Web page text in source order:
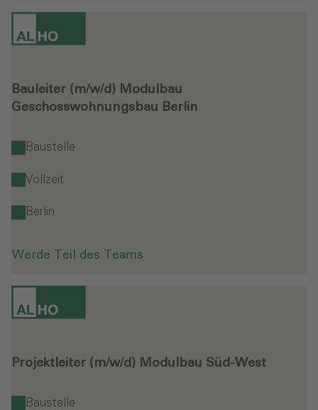
Bauleiter (m/w/d) Modulbau
Geschosswohnungsbau Berlin
Baustelle
Vollzeit
Berlin
Werde Teil des Teams
Projektleiter (m/w/d) Modulbau Süd-West
Baustelle